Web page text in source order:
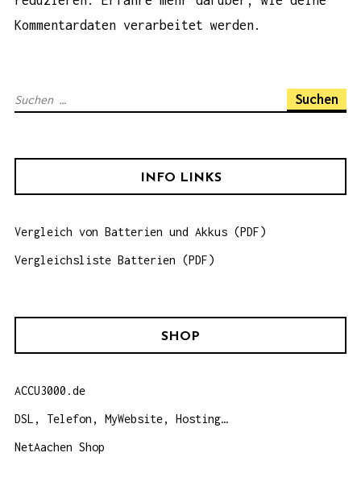
I
O
Kommentardaten verarbeitet werden.
S
n
a
INFO LINKS
Vergleich von Batterien und Akkus (PDF)
Vergleichsliste Batterien (PDF)
SHOP
ACCU3000.de
DSL, Telefon, MyWebsite, Hosting…
NetAachen Shop